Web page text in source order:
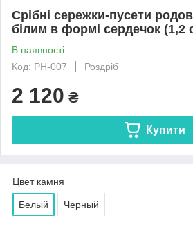
Срібні сережки-пусети
білим в формі сердечок (1,2
В наявності
Код: РН-007
Роздріб
2 120 ₴
Купити
Цвет камня
Белый Черный